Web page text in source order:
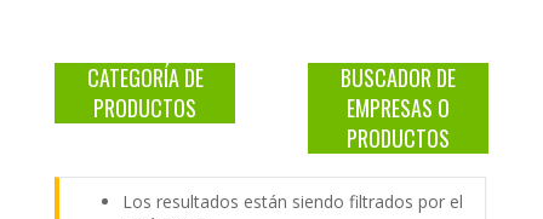
CATEGORÍA DE
PRODUCTOS
BUSCADOR DE
EMPRESAS O
PRODUCTOS
Los resultados están siendo filtrados por el